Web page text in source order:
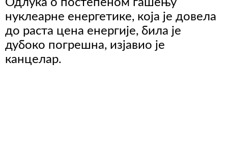
Одлука о постепеном гашењу
нуклеарне енергетике, која је довела
до раста цена енергије, била је
дубоко погрешна, изјавио је
канцелар.